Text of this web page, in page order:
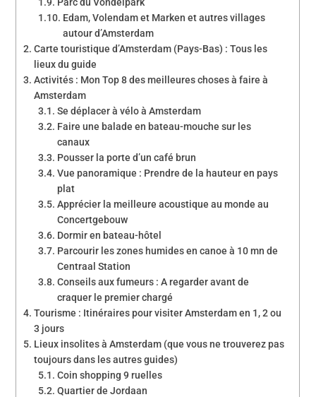
Edam, Volendam et Marken et autres villages
autour d’Amsterdam
Carte touristique d’Amsterdam (Pays-Bas) : Tous les
lieux du guide
Activités : Mon Top 8 des meilleures choses à faire à
Amsterdam
Se déplacer à vélo à Amsterdam
Faire une balade en bateau-mouche sur les
canaux
Pousser la porte d’un café brun
Vue panoramique : Prendre de la hauteur en pays
plat
Apprécier la meilleure acoustique au monde au
Concertgebouw
Dormir en bateau-hôtel
Parcourir les zones humides en canoe à 10 mn de
Centraal Station
Conseils aux fumeurs : A regarder avant de
craquer le premier chargé
Tourisme : Itinéraires pour visiter Amsterdam en 1, 2 ou
3 jours
Lieux insolites à Amsterdam (que vous ne trouverez pas
toujours dans les autres guides)
Coin shopping 9 ruelles
Quartier de Jordaan